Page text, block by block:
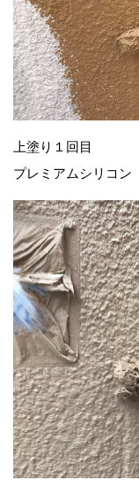
上塗り１回目
プレミアムシリコン